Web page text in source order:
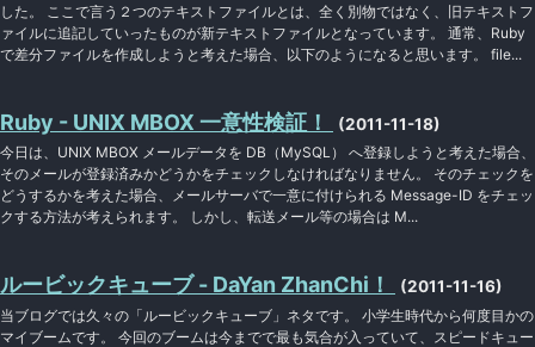
した。 ここで言う２つのテキストファイルとは、全く別物ではなく、旧テキストフ
ァイルに追記していったものが新テキストファイルとなっています。 通常、Ruby
で差分ファイルを作成しようと考えた場合、以下のようになると思います。 file...
Ruby - UNIX MBOX 一意性検証！ (2011-11-18)
今日は、UNIX MBOX メールデータを DB（MySQL） へ登録しようと考えた場合、
そのメールが登録済みかどうかをチェックしなければなりません。 そのチェックを
どうするかを考えた場合、メールサーバで一意に付けられる Message-ID をチェッ
クする方法が考えられます。 しかし、転送メール等の場合は M...
ルービックキューブ - DaYan ZhanChi！ (2011-11-16)
当ブログでは久々の「ルービックキューブ」ネタです。 小学生時代から何度目かの
マイブームです。 今回のブームは今までで最も気合が入っていて、スピードキュー